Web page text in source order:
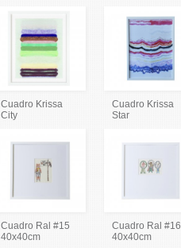
Cuadro Krissa
City
Cuadro Krissa
Star
Cuadro Ral #15
40x40cm
Cuadro Ral #16
40x40cm